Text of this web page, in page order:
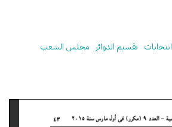
انتخابات تقسيم الدوائر مجلس الشعب